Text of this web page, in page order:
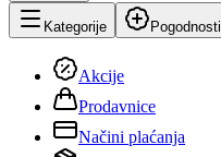
Kategorije Pogodnosti
Akcije
Prodavnice
Načini plaćanja